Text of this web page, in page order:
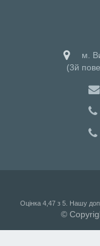
м.
(3й
Оцiнка 4,47 з 5 . Нашу
©